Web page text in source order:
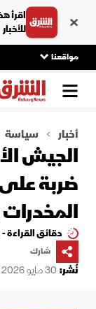
اقرأ
للأخبار
مواقعنا
أخبار سياسة
ضربة
دقائق القراءة - 1
شارك
نُشر: 30 مايو 2026 03:05